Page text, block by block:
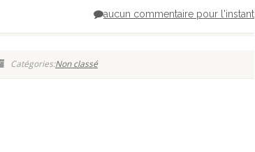
aucun commentaire pour l'instant
Catégories:Non classé